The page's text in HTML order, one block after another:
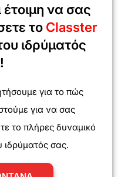
να σας
το Classter
ιδρύματός
για το πώς
για να σας
το πλήρες δυναμικό
ιδρύματός σας.